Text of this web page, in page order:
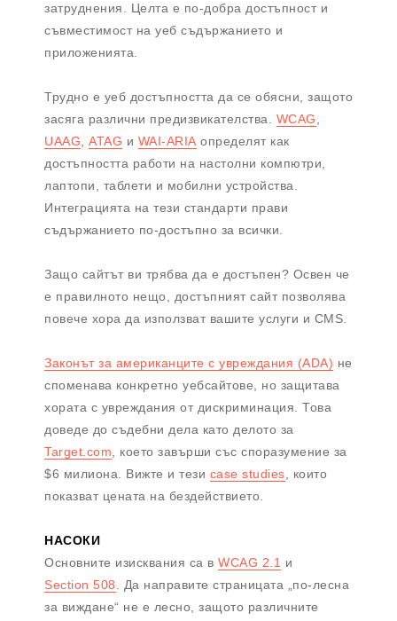
затруднения. Целта е по-добра достъпност и
съвместимост на уеб съдържанието и
приложенията.
Трудно е уеб достъпността да се обясни, защото
засяга различни предизвикателства. WCAG
UAAG
ATAG и WAI-ARIA определят как
достъпността работи на настолни компютри,
лаптопи, таблети и мобилни устройства.
Интеграцията на тези стандарти прави
съдържанието по-достъпно за всички.
Защо сайтът ви трябва да е достъпен? Освен че
е правилното нещо, достъпният сайт позволява
повече хора да използват вашите услуги и CMS.
Законът за американците с увреждания (ADA) не
споменава конкретно уебсайтове, но защитава
хората с увреждания от дискриминация. Това
доведе до съдебни дела като делото за
Target.com , което завърши със споразумение за
$6 милиона. Вижте и тези case studies , които
показват цената на бездействието.
НАСОКИ
Основните изисквания са в WCAG 2.1 и
Section 508 . Да направите страницата „по-лесна
за виждане“ не е лесно, защото различните